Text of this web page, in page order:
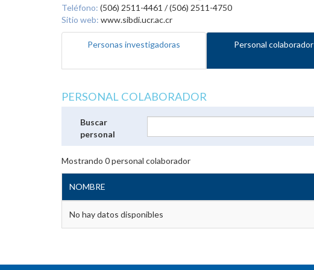
Teléfono: (506) 2511-4461 / (506) 2511-4750
Sitio web: www.sibdi.ucr.ac.cr
Personas investigadoras Personal colaborador
PERSONAL COLABORADOR
Buscar
personal
Mostrando 0personal colaborador
NOMBRE
No hay datos disponibles